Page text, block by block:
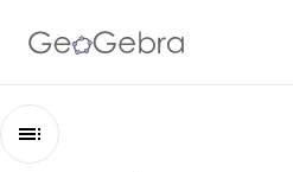
Google Classroom